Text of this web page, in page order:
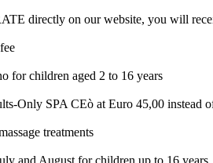
directly on our website, you will
for children aged 2 to 16 years
Only SPA CEò at Euro 45,00 instead
treatments
and August for children up to 16 years